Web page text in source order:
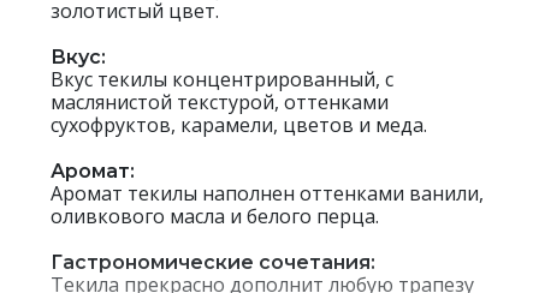
золотистый цвет.
Вкус:
Вкус текилы концентрированный, с
маслянистой текстурой, оттенками
сухофруктов, карамели, цветов и меда.
Аромат:
Аромат текилы наполнен оттенками ванили,
оливкового масла и белого перца.
Гастрономические сочетания:
Текила прекрасно дополнит любую трапезу